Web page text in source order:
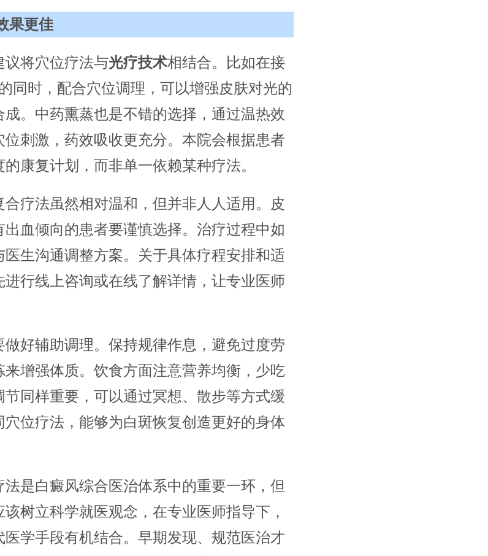
果更佳
议将穴位疗法与光疗技术相结合。比如在接
同时，配合穴位调理，可以增强皮肤对光的
。中药熏蒸也是不错的选择，通过温热效
刺激，药效吸收更充分。本院会根据患者
康复计划，而非单一依赖某种疗法。
疗法虽然相对温和，但并非人人适用。皮
血倾向的患者要谨慎选择。治疗过程中如
生沟通调整方案。关于具体疗程安排和适
进行线上咨询或在线了解详情，让专业医师
做好辅助调理。保持规律作息，避免过度劳
来增强体质。饮食方面注意营养均衡，少吃
同样重要，可以通过冥想、散步等方式缓
位疗法，能够为白斑恢复创造更好的身体
是白癜风综合医治体系中的重要一环，但
树立科学就医观念，在专业医师指导下，
学手段有机结合。早期发现、规范医治才